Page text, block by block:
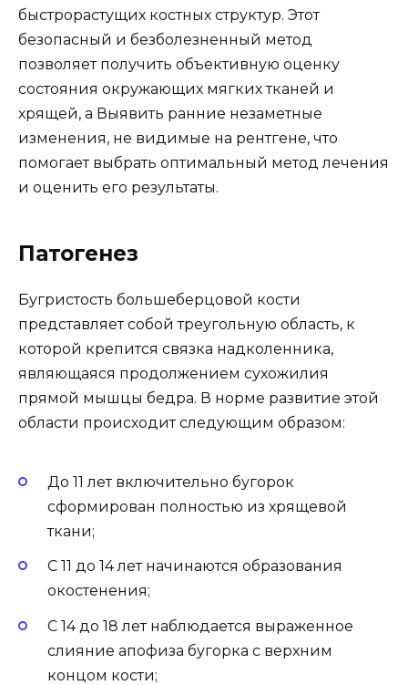
быстрорастущих костных структур. Этот
безопасный и безболезненный метод
позволяет получить объективную оценку
состояния окружающих мягких тканей и
хрящей, а Выявить ранние незаметные
изменения, не видимые на рентгене, что
помогает выбрать оптимальный метод лечения
и оценить его результаты.
Патогенез
Бугристость большеберцовой кости
представляет собой треугольную область, к
которой крепится связка надколенника,
являющаяся продолжением сухожилия
прямой мышцы бедра. В норме развитие этой
области происходит следующим образом:
До 11 лет включительно бугорок
сформирован полностью из хрящевой
ткани;
С 11 до 14 лет начинаются образования
окостенения;
С 14 до 18 лет наблюдается выраженное
слияние апофиза бугорка с верхним
концом кости;